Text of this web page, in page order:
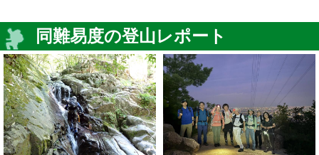
同難易度の登山レポート